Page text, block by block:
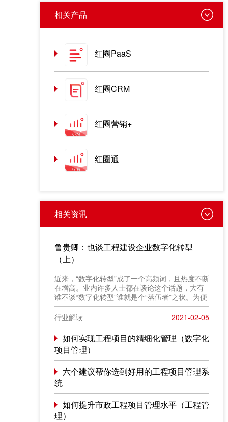
相关产品
红圈PaaS
红圈CRM
红圈营销+
红圈通
相关资讯
鲁贵卿：也谈工程建设企业数字化转型
（上）
近来，“数字化转型”成了一个高频词，且热度不断
在增高。业内许多人士都在谈论这个话题，大有
谁不谈“数字化转型”谁就是个“落伍者”之状。为便
于在相同语境下讨论问题，今天我也凑个热闹，
以“数字化转型”为题，谈一点粗浅认识，就教于同
行。
行业解读 2021-02-05
如何实现工程项目的精细化管理（数字化
项目管理）
六个建议帮你选到好用的工程项目管理系
统
如何提升市政工程项目管理水平（工程管
理）